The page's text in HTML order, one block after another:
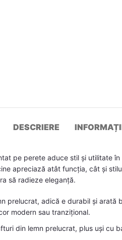
DESCRIERE
pe perete aduce stil și utilitate
apreciază atât funcția, cât și
să radieze eleganță.
prelucrat, adică e durabil și
modern sau tranzițional.
din lemn prelucrat, plus uși cu